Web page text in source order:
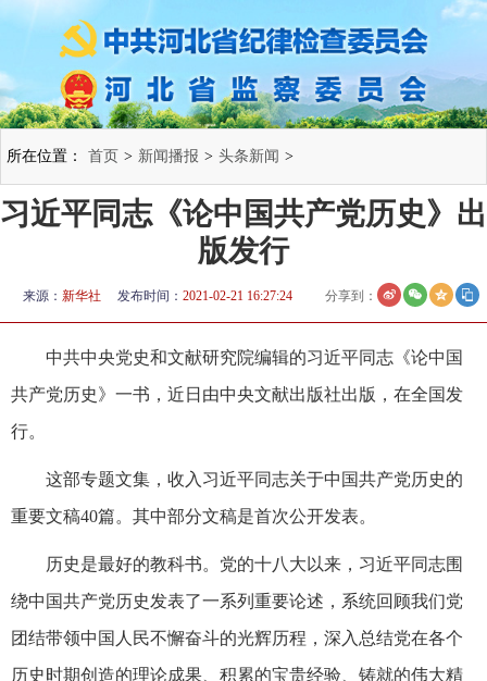
所在位置： 首页 > 新闻播报 > 头条新闻 >
习近平同志《论中国共产党历史》出
版发行
来源： 新华社 发布时间： 2021-02-21 16:27:24 分享到：
中共中央党史和文献研究院编辑的习近平同志《论中国
共产党历史》一书，近日由中央文献出版社出版，在全国发
行。
这部专题文集，收入习近平同志关于中国共产党历史的
重要文稿40篇。其中部分文稿是首次公开发表。
历史是最好的教科书。党的十八大以来，习近平同志围
绕中国共产党历史发表了一系列重要论述，系统回顾我们党
团结带领中国人民不懈奋斗的光辉历程，深入总结党在各个
历史时期创造的理论成果、积累的宝贵经验、铸就的伟大精